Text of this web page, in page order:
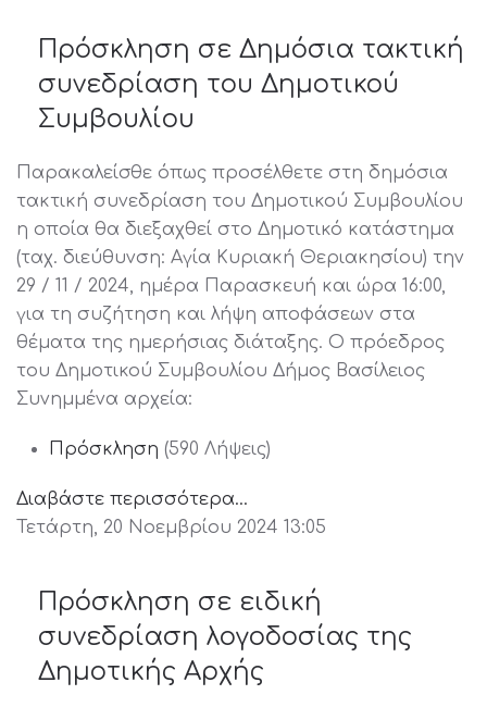
Πρόσκληση σε Δημόσια τακτική
συνεδρίαση του Δημοτικού
Συμβουλίου
Παρακαλείσθε όπως προσέλθετε στη δημόσια
τακτική συνεδρίαση του Δημοτικού Συμβουλίου
η οποία θα διεξαχθεί στο Δημοτικό κατάστημα
(ταχ. διεύθυνση: Αγία Κυριακή Θεριακησίου) την
29 / 11 / 2024, ημέρα Παρασκευή και ώρα 16:00,
για τη συζήτηση και λήψη αποφάσεων στα
θέματα της ημερήσιας διάταξης. Ο πρόεδρος
του Δημοτικού Συμβουλίου Δήμος Βασίλειος
Συνημμένα αρχεία:
Πρόσκληση (590 Λήψεις)
Διαβάστε περισσότερα...
Τετάρτη, 20 Νοεμβρίου 2024 13:05
Πρόσκληση σε ειδική
συνεδρίαση λογοδοσίας της
Δημοτικής Αρχής